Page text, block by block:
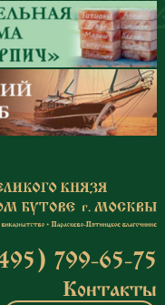
799-65-75
Контакты